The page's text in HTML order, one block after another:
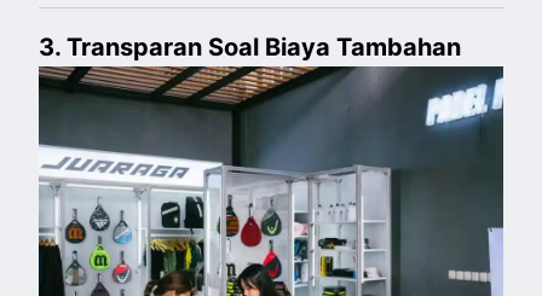
3. Transparan Soal Biaya Tambahan